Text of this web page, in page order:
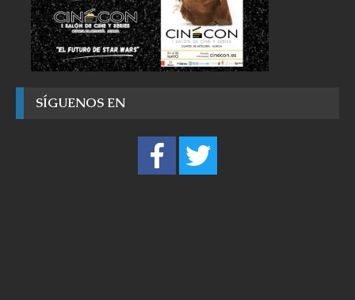
SÍGUENOS EN